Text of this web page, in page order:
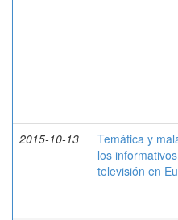
2015-10-13
Temática y
los
televisión en